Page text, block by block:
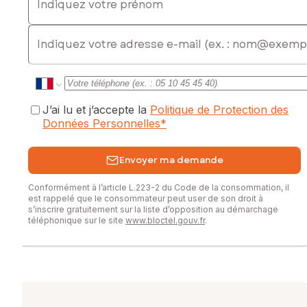
E-mail
J’ai lu et j’accepte la Politique de Protection des
Données Personnelles*
Envoyer ma demande
Conformément à l’article L.223-2 du Code de la consommation, il
est rappelé que le consommateur peut user de son droit à
s’inscrire gratuitement sur la liste d’opposition au démarchage
téléphonique sur le site www.bloctel.gouv.fr.